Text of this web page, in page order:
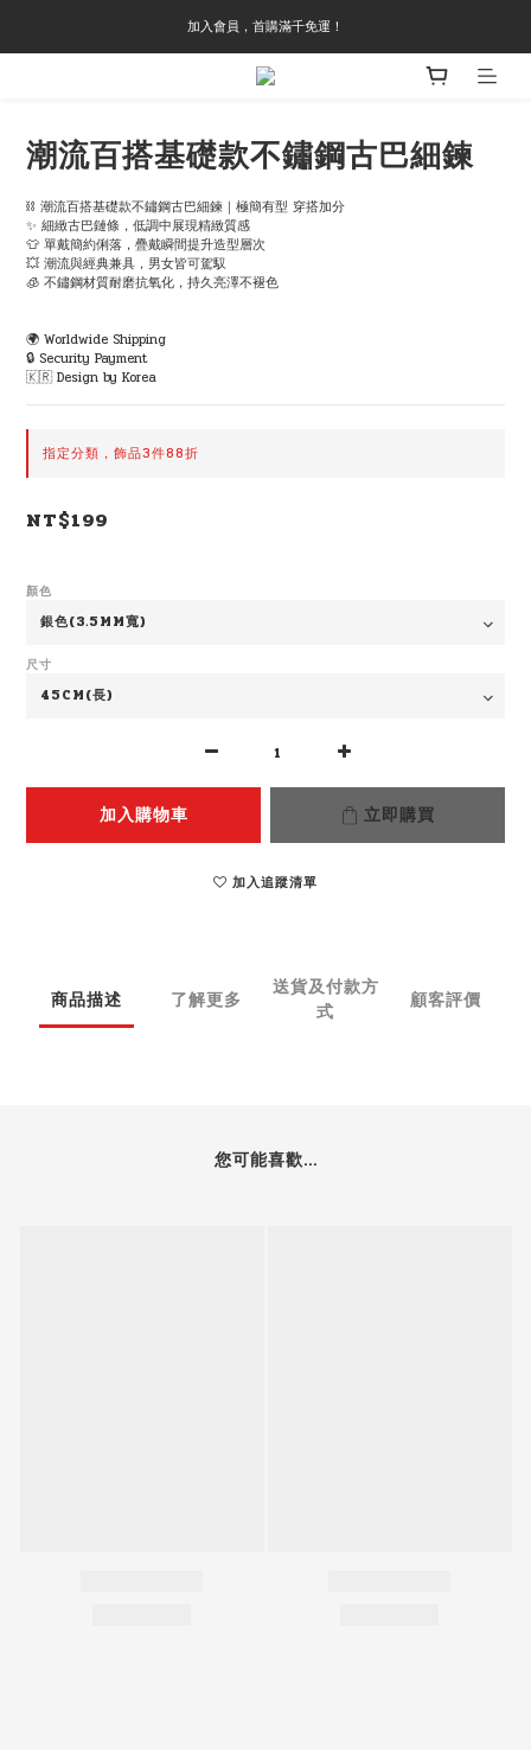
加入會員，首購滿千免運！
潮流百搭基礎款不鏽鋼古巴細鍊
⛓ 潮流百搭基礎款不鏽鋼古巴細鍊｜極簡有型 穿搭加分
✨ 細緻古巴鏈條，低調中展現精緻質感
👕 單戴簡約俐落，疊戴瞬間提升造型層次
💥 潮流與經典兼具，男女皆可駕馭
🧊 不鏽鋼材質耐磨抗氧化，持久亮澤不褪色
🌍 Worldwide Shipping
🔒 Security Payment
🇰🇷 Design by Korea
指定分類，飾品3件88折
NT$199
顏色
尺寸
加入購物車 立即購買
加入追蹤清單
商品描述 了解更多
送貨及付款方
式
顧客評價
您可能喜歡...